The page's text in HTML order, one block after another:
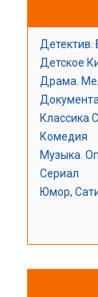
Детектив.
Детское
Драма.
Классика
Комедия
Музыка.
Сериал
Юмор,